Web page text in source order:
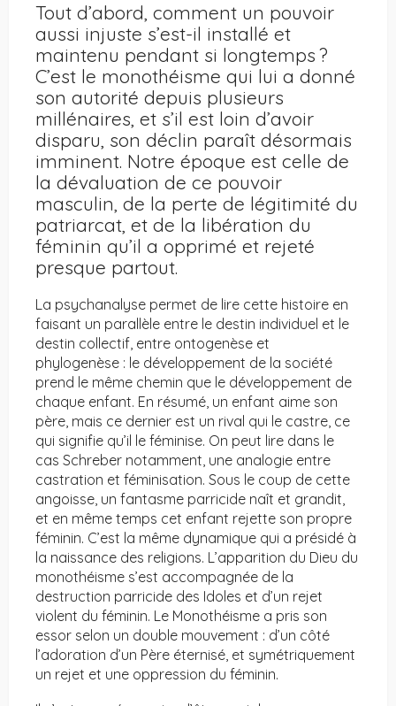
Tout d’abord, comment un pouvoir
aussi injuste s’est-il installé et
maintenu pendant si longtemps ?
C’est le monothéisme qui lui a donné
son autorité depuis plusieurs
millénaires, et s’il est loin d’avoir
disparu, son déclin paraît désormais
imminent. Notre époque est celle de
la dévaluation de ce pouvoir
masculin, de la perte de légitimité du
patriarcat, et de la libération du
féminin qu’il a opprimé et rejeté
presque partout.
La psychanalyse permet de lire cette histoire en
faisant un parallèle entre le destin individuel et le
destin collectif, entre ontogenèse et
phylogenèse : le développement de la société
prend le même chemin que le développement de
chaque enfant. En résumé, un enfant aime son
père, mais ce dernier est un rival qui le castre, ce
qui signifie qu’il le féminise. On peut lire dans le
cas Schreber notamment, une analogie entre
castration et féminisation. Sous le coup de cette
angoisse, un fantasme parricide naît et grandit,
et en même temps cet enfant rejette son propre
féminin. C’est la même dynamique qui a présidé à
la naissance des religions. L’apparition du Dieu du
monothéisme s’est accompagnée de la
destruction parricide des Idoles et d’un rejet
violent du féminin. Le Monothéisme a pris son
essor selon un double mouvement : d’un côté
l’adoration d’un Père éternisé, et symétriquement
un rejet et une oppression du féminin.